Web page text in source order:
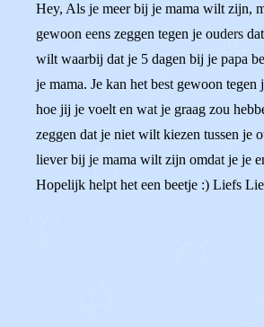
Hey, Als je meer bij je mama wilt zijn,
gewoon eens zeggen tegen je ouders
wilt waarbij dat je 5 dagen bij je papa
je mama. Je kan het best gewoon tegen
hoe jij je voelt en wat je graag zou
zeggen dat je niet wilt kiezen tussen je
liever bij je mama wilt zijn omdat je je
Hopelijk helpt het een beetje :) Liefs